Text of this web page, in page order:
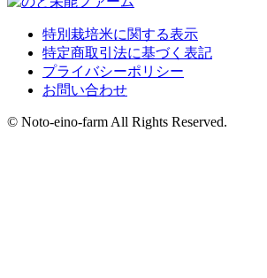
特別栽培米に関する表示
特定商取引法に基づく表記
プライバシーポリシー
お問い合わせ
© Noto-eino-farm All Rights Reserved.